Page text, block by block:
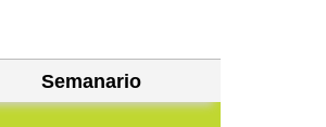
Semanario